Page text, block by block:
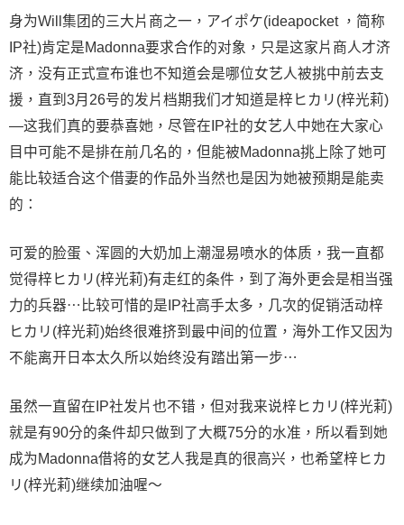
身为Will集团的三大片商之一，アイポケ(ideapocket ，简称
IP社)肯定是Madonna要求合作的对象，只是这家片商人才济
济，没有正式宣布谁也不知道会是哪位女艺人被挑中前去支
援，直到3月26号的发片档期我们才知道是梓ヒカリ(梓光莉)
—这我们真的要恭喜她，尽管在IP社的女艺人中她在大家心
目中可能不是排在前几名的，但能被Madonna挑上除了她可
能比较适合这个借妻的作品外当然也是因为她被预期是能卖
的：
可爱的脸蛋、浑圆的大奶加上潮湿易喷水的体质，我一直都
觉得梓ヒカリ(梓光莉)有走红的条件，到了海外更会是相当强
力的兵器⋯比较可惜的是IP社高手太多，几次的促销活动梓
ヒカリ(梓光莉)始终很难挤到最中间的位置，海外工作又因为
不能离开日本太久所以始终没有踏出第一步⋯
虽然一直留在IP社发片也不错，但对我来说梓ヒカリ(梓光莉)
就是有90分的条件却只做到了大概75分的水准，所以看到她
成为Madonna借将的女艺人我是真的很高兴，也希望梓ヒカ
リ(梓光莉)继续加油喔〜